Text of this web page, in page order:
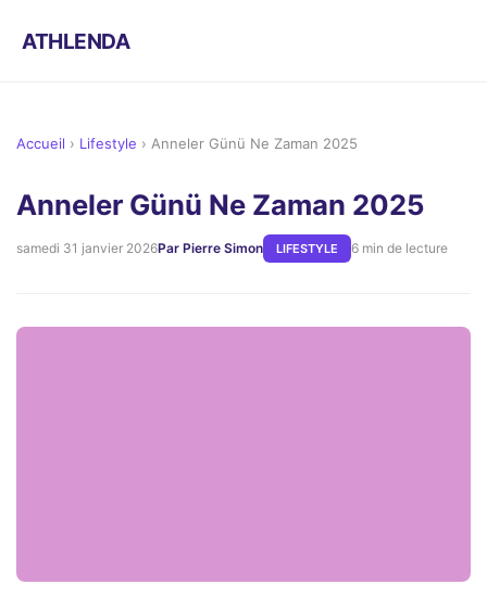
ATHLENDA
Accueil › Lifestyle › Anneler Günü Ne Zaman 2025
Anneler Günü Ne Zaman 2025
samedi 31 janvier 2026Par Pierre Simon LIFESTYLE 6 min de lecture